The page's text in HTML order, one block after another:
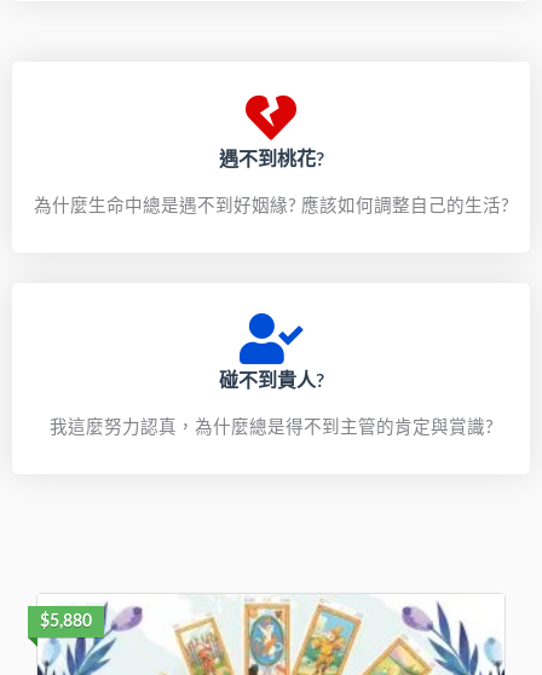
遇不到桃花?
為什麼生命中總是遇不到好姻緣? 應該如何調整自己的生活?
碰不到貴人?
我這麼努力認真，為什麼總是得不到主管的肯定與賞識?
$5,880